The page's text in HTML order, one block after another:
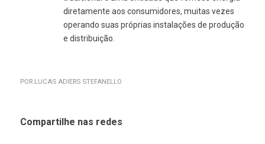
diretamente aos consumidores, muitas vezes
operando suas próprias instalações de produção
e distribuição.
POR LUCAS ADIERS STEFANELLO
Compartilhe nas redes